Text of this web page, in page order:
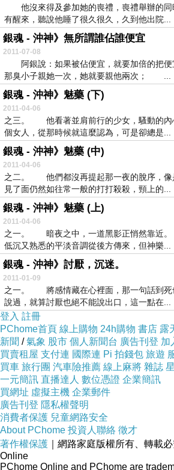
他沒來得及參加她的喪禮，喪禮舉辦的同
有醒來，聽說他睡了很久很久，久到他出院...
銀魂 - 沖神》無所謂誰佔誰便宜
2011-07-08
阿銀說：如果被佔便宜，就要加倍的把
那臭小子親她一次，她就要親他兩次； ...
銀魂 - 沖神》魅藥 (下)
2011-04-06
之三。 他看著並肩前行的少女，騷動的內
個女人，從那時候就這麼認為，可是卻總是...
銀魂 - 沖神》魅藥 (中)
2011-04-06
之二。 他們都沒再提起那一夜的脫序，像
見了面仍然如往常一般的打打殺殺，頸上的...
銀魂 - 沖神》魅藥 (上)
2011-04-06
之一。 暗夜之中，一道黑影正悄然靠近
低沉又熟悉的平淡音調從後方傳來，但神樂...
銀魂 - 沖神》討厭，沉迷。
2011-01-09
之一。 將感情藏在心裡面，那一句話到
說過，就算討厭也絕不能說出口，這一點在...
登入 註冊
PChome首頁 線上購物 24h購物 書店 露
新聞 /氣象 股市 個人新聞台 廣告刊登 加
買賣租屋 支付連 國際連 Pi 拍錢包 旅遊
買車 旅行團 汽車險推薦 線上麻將 雜誌
一元簡訊 直播達人 數位憑證 企業簡訊
買網址 虛擬主機 企業郵件
廣告刊登 隱私權聲明
消費者保護 兒童網路安全
About PChome 投資人聯絡 徵才
著作權保護 ｜網路家庭版權所有、轉載
Online
PChome Online and PChome are